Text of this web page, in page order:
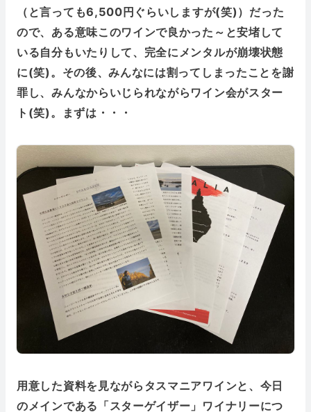
（と言っても6,500円ぐらいしますが(笑)）だった
ので、ある意味このワインで良かった～と安堵して
いる自分もいたりして、完全にメンタルが崩壊状態
に(笑)。その後、みんなには割ってしまったことを謝
罪し、みんなからいじられながらワイン会がスター
ト(笑)。まずは・・・
用意した資料を見ながらタスマニアワインと、今日
のメインである「スターゲイザー」ワイナリーにつ